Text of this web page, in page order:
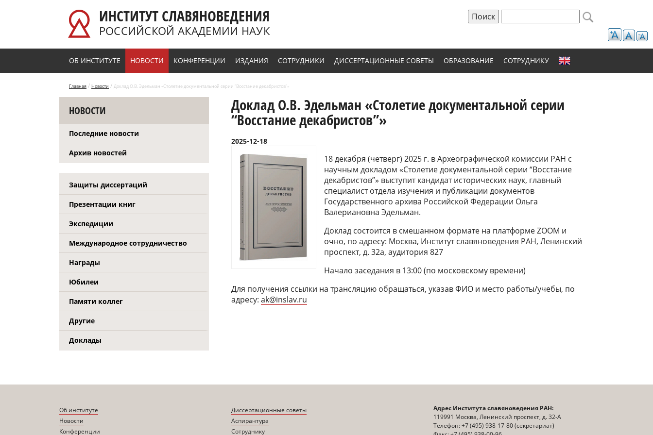
ИНСТИТУТ СЛАВЯНОВЕДЕНИЯ
РОССИЙСКОЙ АКАДЕМИИ НАУК Форма поиска
ОБ ИНСТИТУТЕ НОВОСТИ КОНФЕРЕНЦИИ ИЗДАНИЯ СОТРУДНИКИ ДИССЕРТАЦИОННЫЕ СОВЕТЫ ОБРАЗОВАНИЕ СОТРУДНИКУ
Главная / Новости / Доклад О.В. Эдельман «Столетие документальной серии “Восстание декабристов”»
НОВОСТИ
Последние новости
Архив новостей
Защиты диссертаций
Презентации книг
Экспедиции
Международное сотрудничество
Награды
Юбилеи
Памяти коллег
Другие
Доклады
Доклад О.В. Эдельман «Столетие документальной серии
“Восстание декабристов”»
2025-12-18
18 декабря (четверг) 2025 г. в Археографической комиссии РАН с
научным докладом «Столетие документальной серии “Восстание
декабристов”» выступит кандидат исторических наук, главный
специалист отдела изучения и публикации документов
Государственного архива Российской Федерации Ольга
Валериановна Эдельман.
Доклад состоится в смешанном формате на платформе ZOOM и
очно, по адресу: Москва, Институт славяноведения РАН, Ленинский
проспект, д. 32а, аудитория 827
Начало заседания в 13:00 (по московскому времени)
Для получения ссылки на трансляцию обращаться, указав ФИО и место работы/учебы, по
адресу: ak@inslav.ru
Об институте
Новости
Конференции
Диссертационные советы
Аспирантура
Сотруднику
Адрес Института славяноведения РАН:
119991 Москва, Ленинский проспект, д. 32-А
Телефон: +7 (495) 938-17-80 (секретариат)